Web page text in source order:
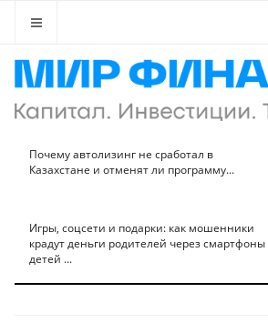
Почему автолизинг не сработал в
Казахстане и отменят ли программу...
Игры, соцсети и подарки: как мошенники
крадут деньги родителей через смартфоны
детей ...